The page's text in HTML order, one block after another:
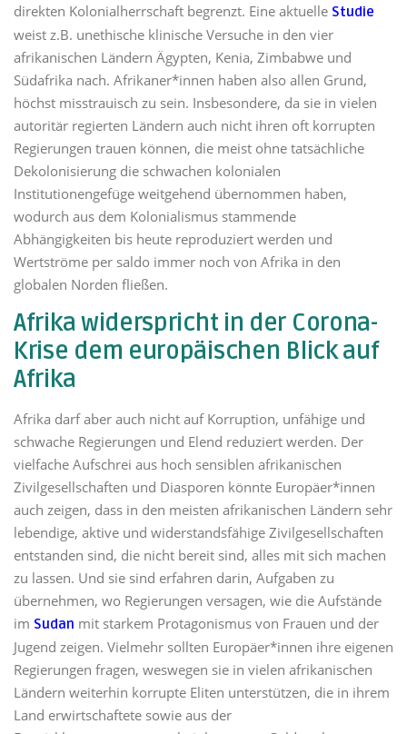
direkten Kolonialherrschaft begrenzt. Eine aktuelle Studie
weist z.B. unethische klinische Versuche in den vier
afrikanischen Ländern Ägypten, Kenia, Zimbabwe und
Südafrika nach. Afrikaner*innen haben also allen Grund,
höchst misstrauisch zu sein. Insbesondere, da sie in vielen
autoritär regierten Ländern auch nicht ihren oft korrupten
Regierungen trauen können, die meist ohne tatsächliche
Dekolonisierung die schwachen kolonialen
Institutionengefüge weitgehend übernommen haben,
wodurch aus dem Kolonialismus stammende
Abhängigkeiten bis heute reproduziert werden und
Wertströme per saldo immer noch von Afrika in den
globalen Norden fließen.
Afrika widerspricht in der Corona-
Krise dem europäischen Blick auf
Afrika
Afrika darf aber auch nicht auf Korruption, unfähige und
schwache Regierungen und Elend reduziert werden. Der
vielfache Aufschrei aus hoch sensiblen afrikanischen
Zivilgesellschaften und Diasporen könnte Europäer*innen
auch zeigen, dass in den meisten afrikanischen Ländern sehr
lebendige, aktive und widerstandsfähige Zivilgesellschaften
entstanden sind, die nicht bereit sind, alles mit sich machen
zu lassen. Und sie sind erfahren darin, Aufgaben zu
übernehmen, wo Regierungen versagen, wie die Aufstände
im Sudan mit starkem Protagonismus von Frauen und der
Jugend zeigen. Vielmehr sollten Europäer*innen ihre eigenen
Regierungen fragen, weswegen sie in vielen afrikanischen
Ländern weiterhin korrupte Eliten unterstützen, die in ihrem
Land erwirtschaftete sowie aus der